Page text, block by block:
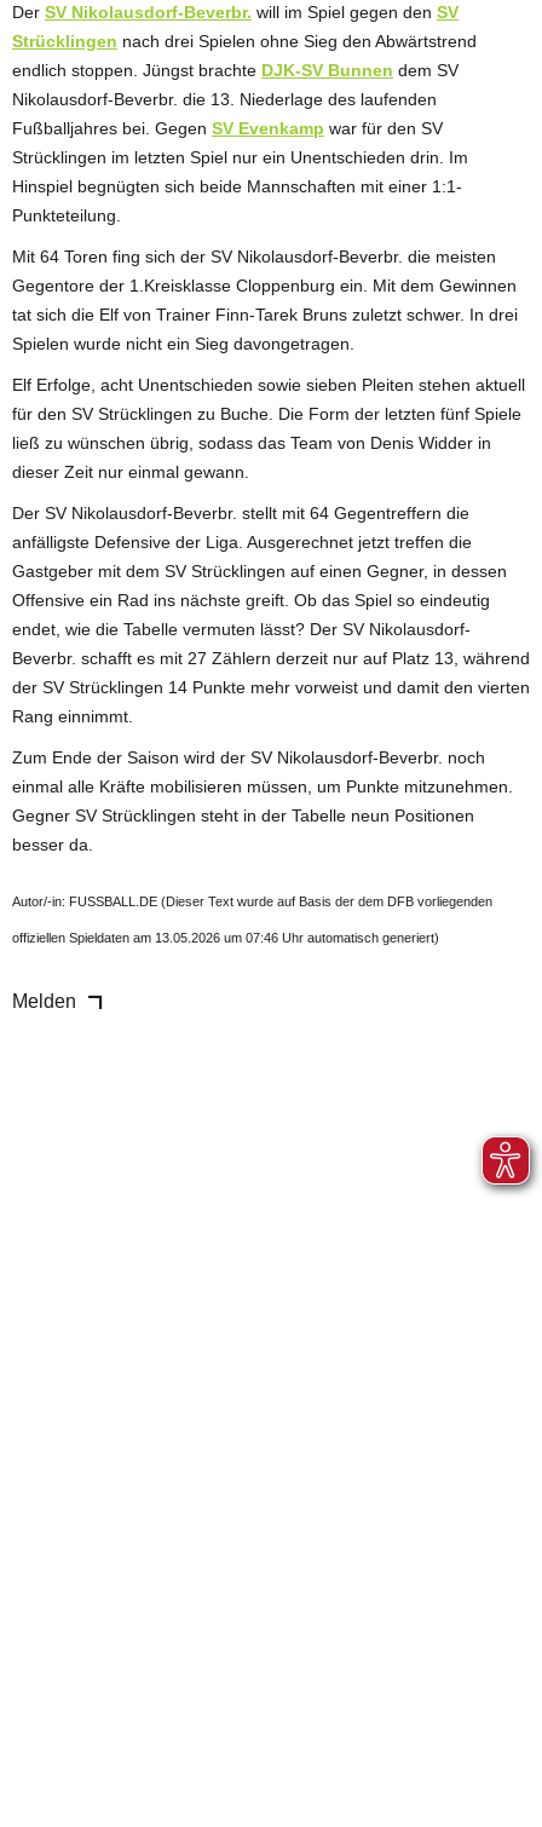
Der SV Nikolausdorf-Beverbr. will im Spiel gegen den SV
Strücklingen nach drei Spielen ohne Sieg den Abwärtstrend
endlich stoppen. Jüngst brachte DJK-SV Bunnen dem SV
Nikolausdorf-Beverbr. die 13. Niederlage des laufenden
Fußballjahres bei. Gegen SV Evenkamp war für den SV
Strücklingen im letzten Spiel nur ein Unentschieden drin. Im
Hinspiel begnügten sich beide Mannschaften mit einer 1:1-
Punkteteilung.
Mit 64 Toren fing sich der SV Nikolausdorf-Beverbr. die meisten
Gegentore der 1.Kreisklasse Cloppenburg ein. Mit dem Gewinnen
tat sich die Elf von Trainer Finn-Tarek Bruns zuletzt schwer. In drei
Spielen wurde nicht ein Sieg davongetragen.
Elf Erfolge, acht Unentschieden sowie sieben Pleiten stehen aktuell
für den SV Strücklingen zu Buche. Die Form der letzten fünf Spiele
ließ zu wünschen übrig, sodass das Team von Denis Widder in
dieser Zeit nur einmal gewann.
Der SV Nikolausdorf-Beverbr. stellt mit 64 Gegentreffern die
anfälligste Defensive der Liga. Ausgerechnet jetzt treffen die
Gastgeber mit dem SV Strücklingen auf einen Gegner, in dessen
Offensive ein Rad ins nächste greift. Ob das Spiel so eindeutig
endet, wie die Tabelle vermuten lässt? Der SV Nikolausdorf-
Beverbr. schafft es mit 27 Zählern derzeit nur auf Platz 13, während
der SV Strücklingen 14 Punkte mehr vorweist und damit den vierten
Rang einnimmt.
Zum Ende der Saison wird der SV Nikolausdorf-Beverbr. noch
einmal alle Kräfte mobilisieren müssen, um Punkte mitzunehmen.
Gegner SV Strücklingen steht in der Tabelle neun Positionen
besser da.
Autor/-in: FUSSBALL.DE (Dieser Text wurde auf Basis der dem DFB vorliegenden
offiziellen Spieldaten am 13.05.2026 um 07:46 Uhr automatisch generiert)
Melden